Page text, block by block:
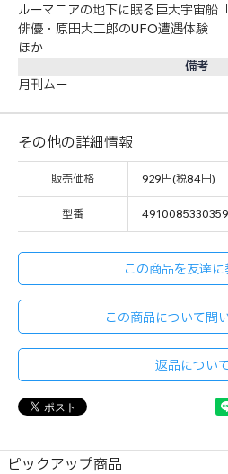
ルーマニアの地下に眠る巨大宇宙船
俳優・原田大二郎のUFO遭遇体験
ほか
備考
月刊ムー
その他の詳細情報
販売価格 929円(税84円)
型番
この商品を友達に
この商品について問
返品につい
ピックアップ商品